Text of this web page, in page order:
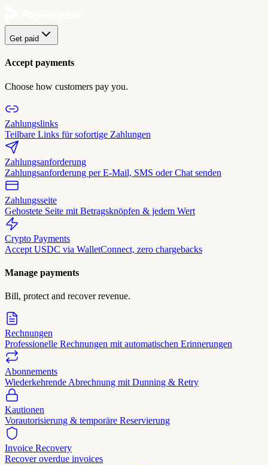
Get paid
Accept payments
Choose how customers pay you.
Zahlungslinks
Teilbare Links für sofortige Zahlungen
Zahlungsanforderung
Zahlungsanforderung per E-Mail, SMS oder Chat senden
Zahlungsseite
Gehostete Seite mit Betragsknöpfen & jedem Wert
Crypto Payments
Accept USDC via WalletConnect, zero chargebacks
Manage payments
Bill, protect and recover revenue.
Rechnungen
Professionelle Rechnungen mit automatischen Erinnerungen
Abonnements
Wiederkehrende Abrechnung mit Dunning & Retry
Kautionen
Vorautorisierung & temporäre Reservierung
Invoice Recovery
Recover overdue invoices